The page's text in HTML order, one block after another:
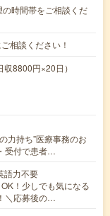
時間帯をご相談くだ
相談ください！
8800円×20日）
力持ち”医療事務のお
受付で患者…
語力不要
！少しでも気になる
＼応募後の…